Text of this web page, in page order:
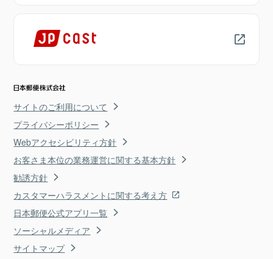
サイトのご利用について
プライバシーポリシー
Webアクセシビリティ方針
お客さま本位の業務運営に関する基本方針
勧誘方針
カスタマーハラスメントに関する考え方
日本郵便公式アプリ一覧
ソーシャルメディア
サイトマップ